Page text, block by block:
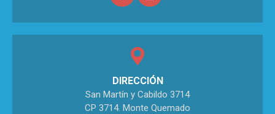
DIRECCIÓN
San Martín y Cabildo 3714
CP 3714. Monte Quemado